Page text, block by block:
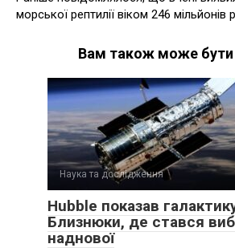
морської рептилії віком 246 мільйонів
Вам також може бути
Наука та дослідження
Hubble показав галактику
Близнюки, де стався
наднової